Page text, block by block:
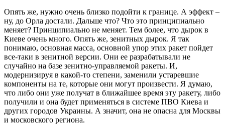
Опять же, нужно очень близко подойти к границе. А эффект –
ну, до Орла достали. Дальше что? Что это принципиально
меняет? Принципиально не меняет. Тем более, что дырок в
Киеве очень много. Опять же, зенитных дырок. Я так
понимаю, основная масса, основной упор этих ракет пойдет
все-таки в зенитной версии. Они ее разрабатывали не
случайно на базе зенитно-управляемой ракеты. И,
модернизируя в какой-то степени, заменили устаревшие
компоненты на те, которые они могут произвести. Я думаю,
что либо они уже получат в ближайшее время эту ракету, либо
получили и она будет применяться в системе ПВО Киева и
других городов Украины. А значит, она не опасна для Москвы
и московского региона.